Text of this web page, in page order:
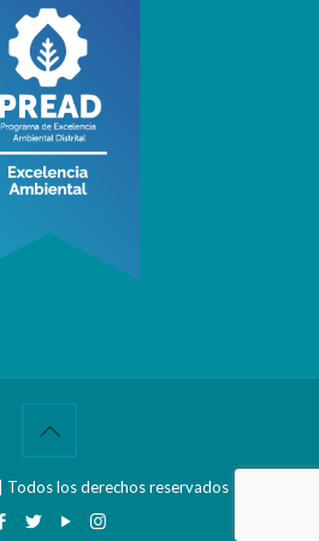
los derechos reservados